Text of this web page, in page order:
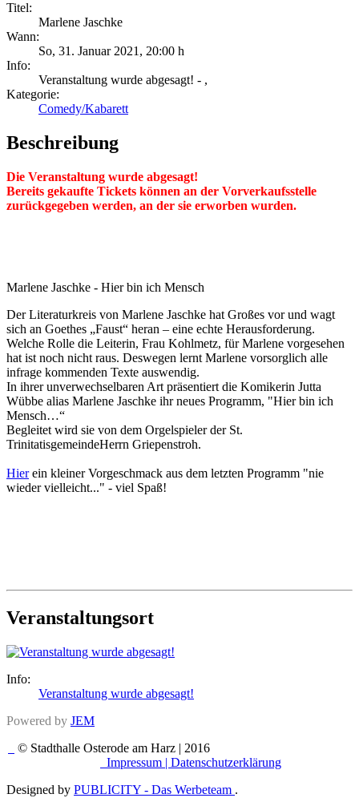
Titel:
Marlene Jaschke
Wann:
So, 31. Januar 2021 , 20:00 h
Info:
Veranstaltung wurde abgesagt! - ,
Kategorie:
Comedy/Kabarett
Beschreibung
Die Veranstaltung wurde abgesagt!
Bereits gekaufte Tickets können an der Vorverkaufsstelle
zurückgegeben werden, an der sie erworben wurden.
Marlene Jaschke - Hier bin ich Mensch
Der Literaturkreis von Marlene Jaschke hat Großes vor und wagt
sich an Goethes „Faust“ heran – eine echte Herausforderung.
Welche Rolle die Leiterin, Frau Kohlmetz, für Marlene vorgesehen
hat ist noch nicht raus. Deswegen lernt Marlene vorsorglich alle
infrage kommenden Texte auswendig.
In ihrer unverwechselbaren Art präsentiert die Komikerin Jutta
Wübbe alias Marlene Jaschke ihr neues Programm, "Hier bin ich
Mensch…“
Begleitet wird sie von dem Orgelspieler der St.
TrinitatisgemeindeHerrn Griepenstroh.
Hierein kleiner Vorgeschmack aus dem letzten Programm "nie
wieder vielleicht..." - viel Spaß!
Veranstaltungsort
Info:
Veranstaltung wurde abgesagt!
Powered by JEM
© Stadthalle Osterode am Harz | 2016
Impressum | Datenschutzerklärung
Designed by PUBLICITY - Das Werbeteam .